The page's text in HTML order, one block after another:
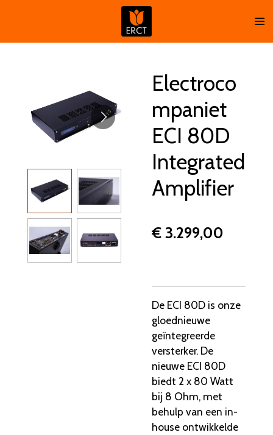
naar
Electroco
mpaniet
ECI 80D
Integrated
Amplifier
€ 3.299,00
De ECI 80D is onze
gloednieuwe
geïntegreerde
versterker. De
nieuwe ECI 80D
biedt 2 x 80 Watt
bij 8 Ohm, met
behulp van een in-
house ontwikkelde